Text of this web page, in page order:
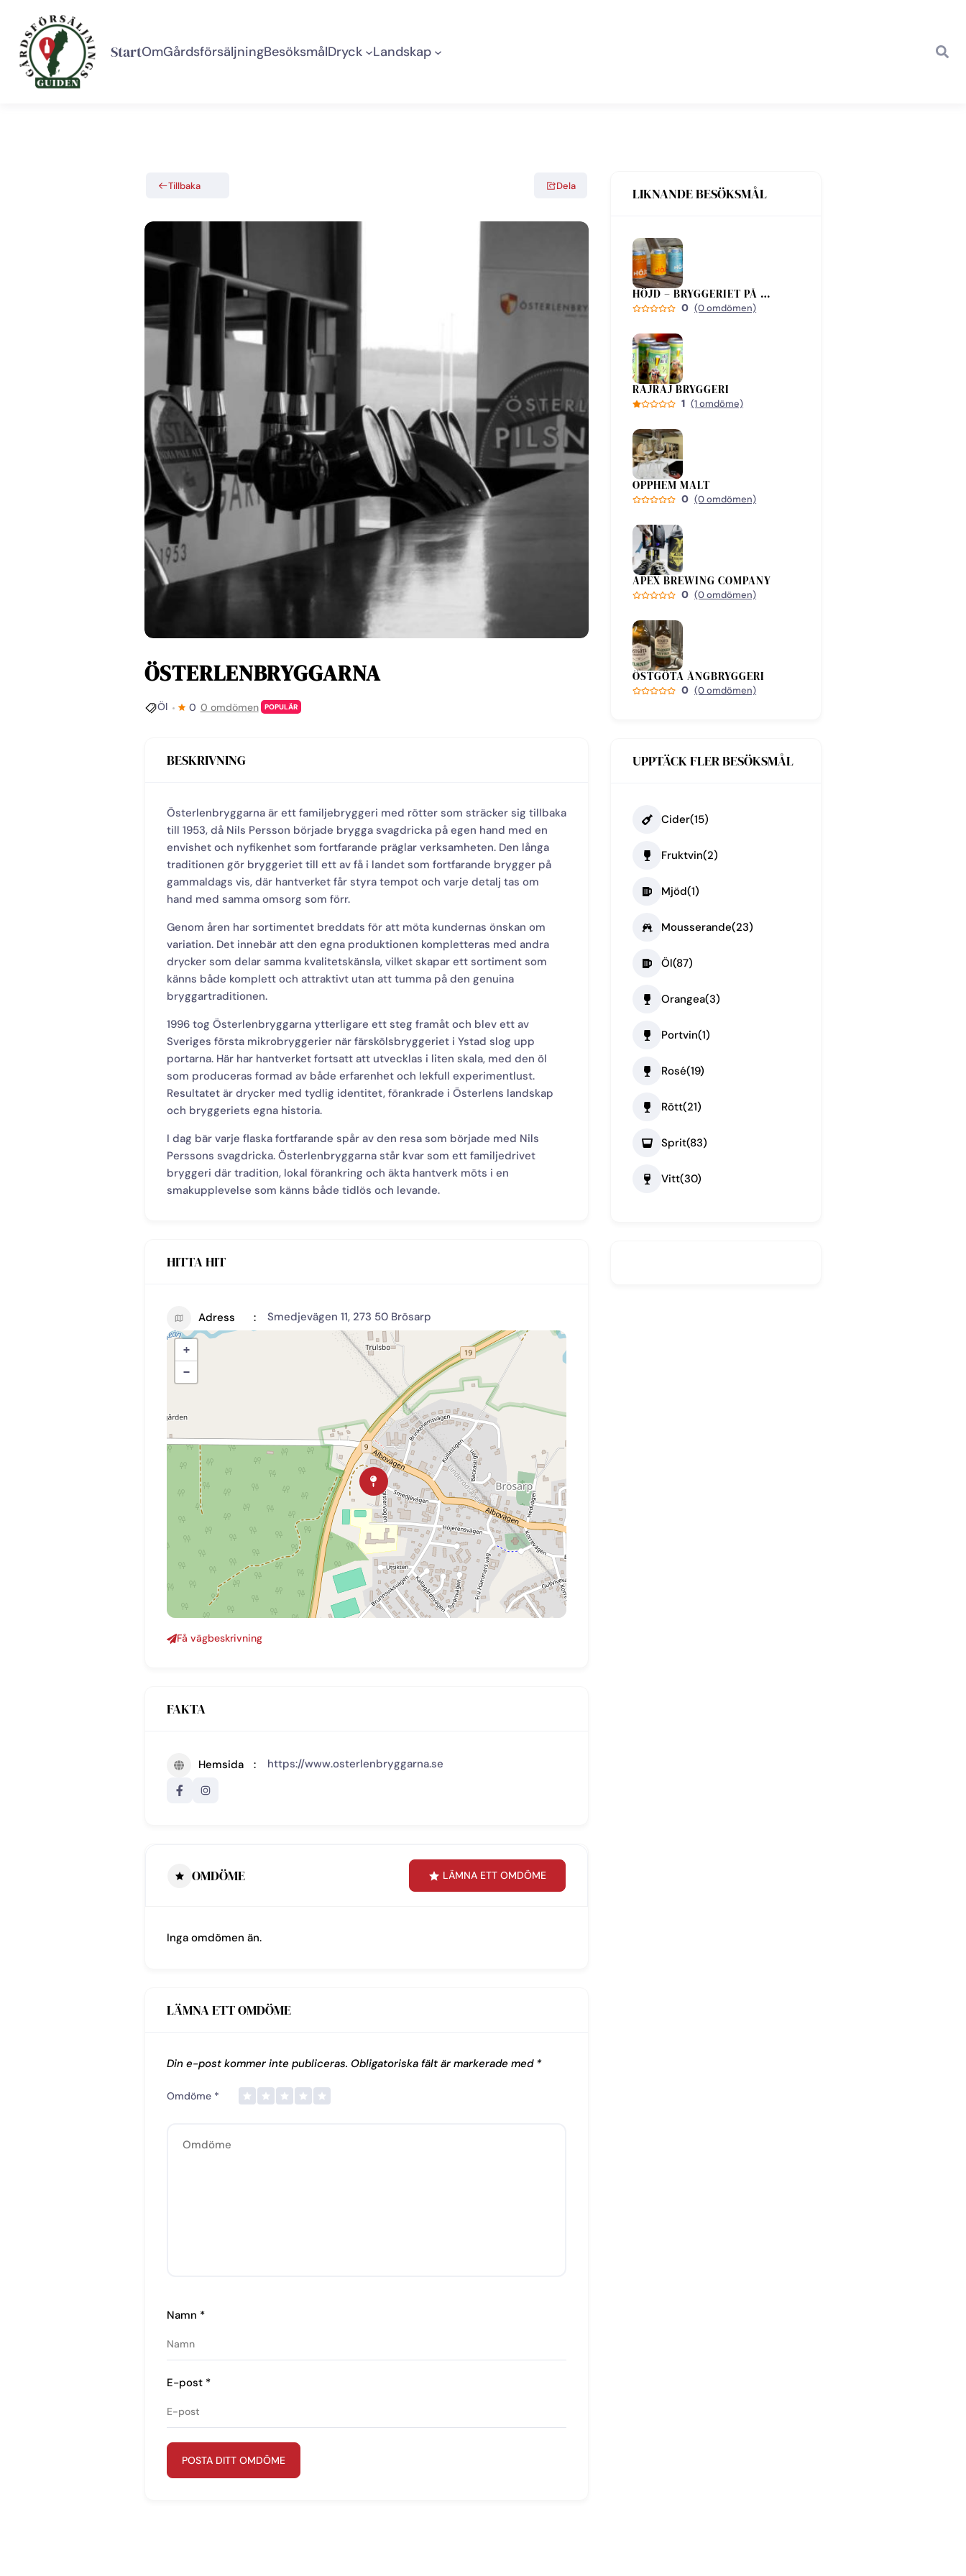
StartOmGårdsförsäljningBesöksmålDryck Landskap
Tillbaka Dela
ÖSTERLENBRYGGARNA
Öl 0 0 omdömen POPULÄR
BESKRIVNING
Österlenbryggarna är ett familjebryggeri med rötter som sträcker sig tillbaka
till 1953, då Nils Persson började brygga svagdricka på egen hand med en
envishet och nyfikenhet som fortfarande präglar verksamheten. Den långa
traditionen gör bryggeriet till ett av få i landet som fortfarande brygger på
gammaldags vis, där hantverket får styra tempot och varje detalj tas om
hand med samma omsorg som förr.
Genom åren har sortimentet breddats för att möta kundernas önskan om
variation. Det innebär att den egna produktionen kompletteras med andra
drycker som delar samma kvalitetskänsla, vilket skapar ett sortiment som
känns både komplett och attraktivt utan att tumma på den genuina
bryggartraditionen.
1996 tog Österlenbryggarna ytterligare ett steg framåt och blev ett av
Sveriges första mikrobryggerier när färskölsbryggeriet i Ystad slog upp
portarna. Här har hantverket fortsatt att utvecklas i liten skala, med den öl
som produceras formad av både erfarenhet och lekfull experimentlust.
Resultatet är drycker med tydlig identitet, förankrade i Österlens landskap
och bryggeriets egna historia.
I dag bär varje flaska fortfarande spår av den resa som började med Nils
Perssons svagdricka. Österlenbryggarna står kvar som ett familjedrivet
bryggeri där tradition, lokal förankring och äkta hantverk möts i en
smakupplevelse som känns både tidlös och levande.
HITTA HIT
Adress Smedjevägen 11, 273 50 Brösarp
+
−
Få vägbeskrivning
FAKTA
Hemsida https://www.osterlenbryggarna.se
OMDÖME LÄMNA ETT OMDÖME
Inga omdömen än.
LÄMNA ETT OMDÖME
Din e-post kommer inte publiceras. Obligatoriska fält är markerade med *
Omdöme *
Namn *
E-post *
POSTA DITT OMDÖME
LIKNANDE BESÖKSMÅL
HÖJD – BRYGGERIET PÅ BJÄRE
0 (0 omdömen)
RAJRAJ BRYGGERI
1 (1 omdöme)
OPPHEM MALT
0 (0 omdömen)
APEX BREWING COMPANY
0 (0 omdömen)
ÖSTGÖTA ÅNGBRYGGERI
0 (0 omdömen)
UPPTÄCK FLER BESÖKSMÅL
Cider(15)
Fruktvin(2)
Mjöd(1)
Mousserande(23)
Öl(87)
Orangea(3)
Portvin(1)
Rosé(19)
Rött(21)
Sprit(83)
Vitt(30)